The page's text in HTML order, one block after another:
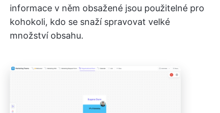
informace v něm obsažené jsou použitelné pro
kohokoli, kdo se snaží spravovat velké
množství obsahu.